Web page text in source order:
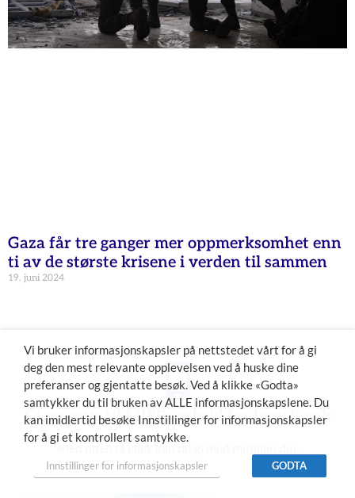
Gaza får tre ganger mer oppmerksomhet enn
ti av de største krisene i verden til sammen
19. juni 2024
Gi en gave til MIFFs arbeid for Israels sak
Med noen få klikk kan du gi med mobilen din.
Vi bruker informasjonskapsler på nettstedet vårt for å gi
deg den mest relevante opplevelsen ved å huske dine
preferanser og gjentatte besøk. Ved å klikke «Godta»
samtykker du til bruken av ALLE informasjonskapslene. Du
kan imidlertid besøke Innstillinger for informasjonskapsler
for å gi et kontrollert samtykke.
Innstillinger for informasjonskapsler GODTA